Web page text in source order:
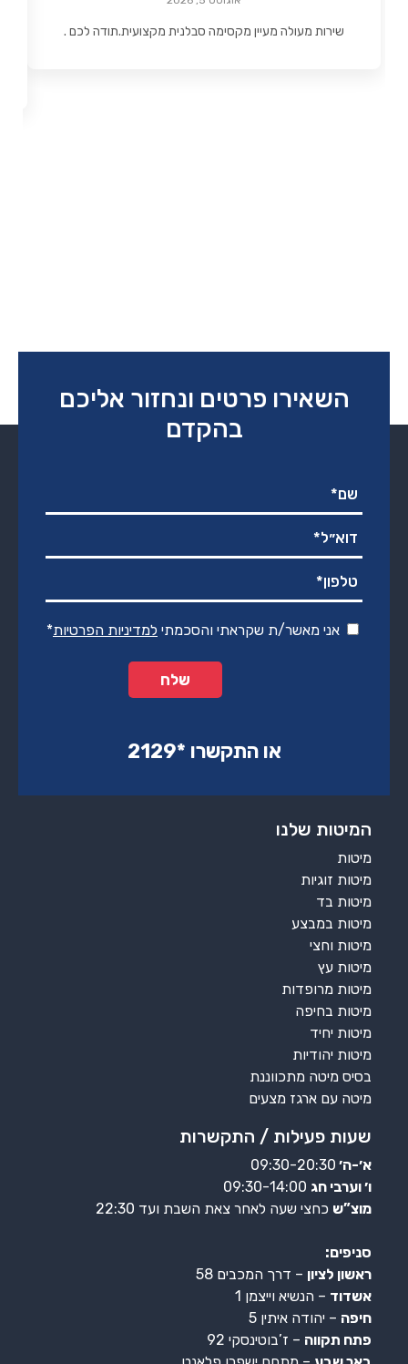
שירות מעולה מעיין מקסימה סבלנית מקצועית.תודה לכם .
השאירו פרטים ונחזור אליכם
בהקדם
אני מאשר/ת שקראתי והסכמתי למדיניות הפרטיות*
או התקשרו ‏*2129‏
המיטות שלנו
מיטות
מיטות זוגיות
מיטות בד
מיטות במבצע
מיטות וחצי
מיטות עץ
מיטות מרופדות
מיטות בחיפה
מיטות יחיד
מיטות יהודיות
בסיס מיטה מתכווננת
מיטה עם ארגז מצעים
שעות פעילות / התקשרות
א׳-ה׳ 09:30-20:30
ו׳ וערבי חג
מוצ”ש כחצי שעה לאחר צאת השבת ועד 22:30
סניפים:
ראשון לציון – דרך המכבים 58
אשדוד – הנשיא וייצמן 1
חיפה – יהודה איתין 5
פתח תקווה – ז’בוטינסקי 92